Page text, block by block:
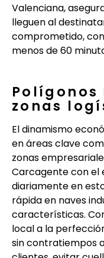
Valenciana,
lleguen al
comprometido, con
menos de 60
zonas
El dinamismo
en áreas clave
zonas
Carcagente con el
diariamente en
rápida en naves
características.
local a la
sin contratiempos